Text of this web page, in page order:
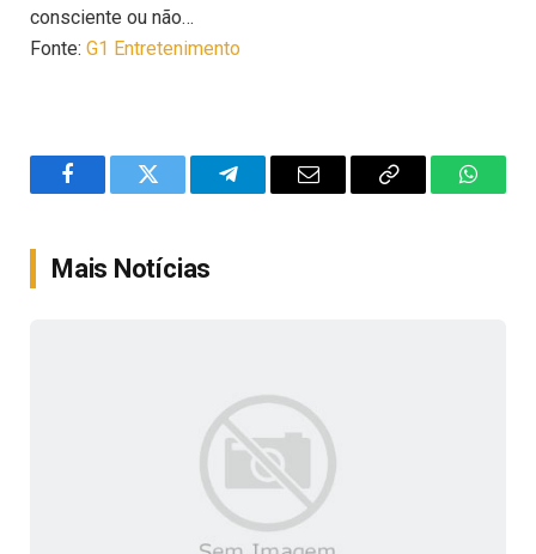
consciente ou não…
Fonte: G1 Entretenimento
FacebookTwitter TelegramEmail
Copy
Mais Notícias